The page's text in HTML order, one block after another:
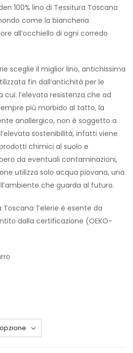
100% lino di Tessitura Toscana
come la biancheria
all’occhiello di ogni corredo
sceglie il miglior lino, antichissima
fin dall’antichità per le
l’elevata resistenza che ad
più morbido al tatto, la
anallergico, non è soggetto a
sostenibilità, infatti viene
chimici al suolo e
da eventuali contaminazioni,
utilizza solo acqua piovana, una
che guarda al futuro.
Telerie è esente da
dalla certificazione (OEKO-